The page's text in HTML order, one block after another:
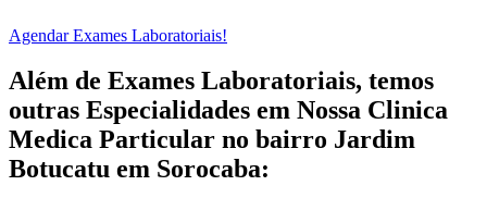
Agendar Exames Laboratoriais!
Além de Exames Laboratoriais, temos
outras Especialidades em Nossa Clinica
Medica Particular no bairro Jardim
Botucatu em Sorocaba: